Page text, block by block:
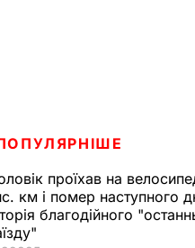
проїхав на
км і помер наступного
благодійного